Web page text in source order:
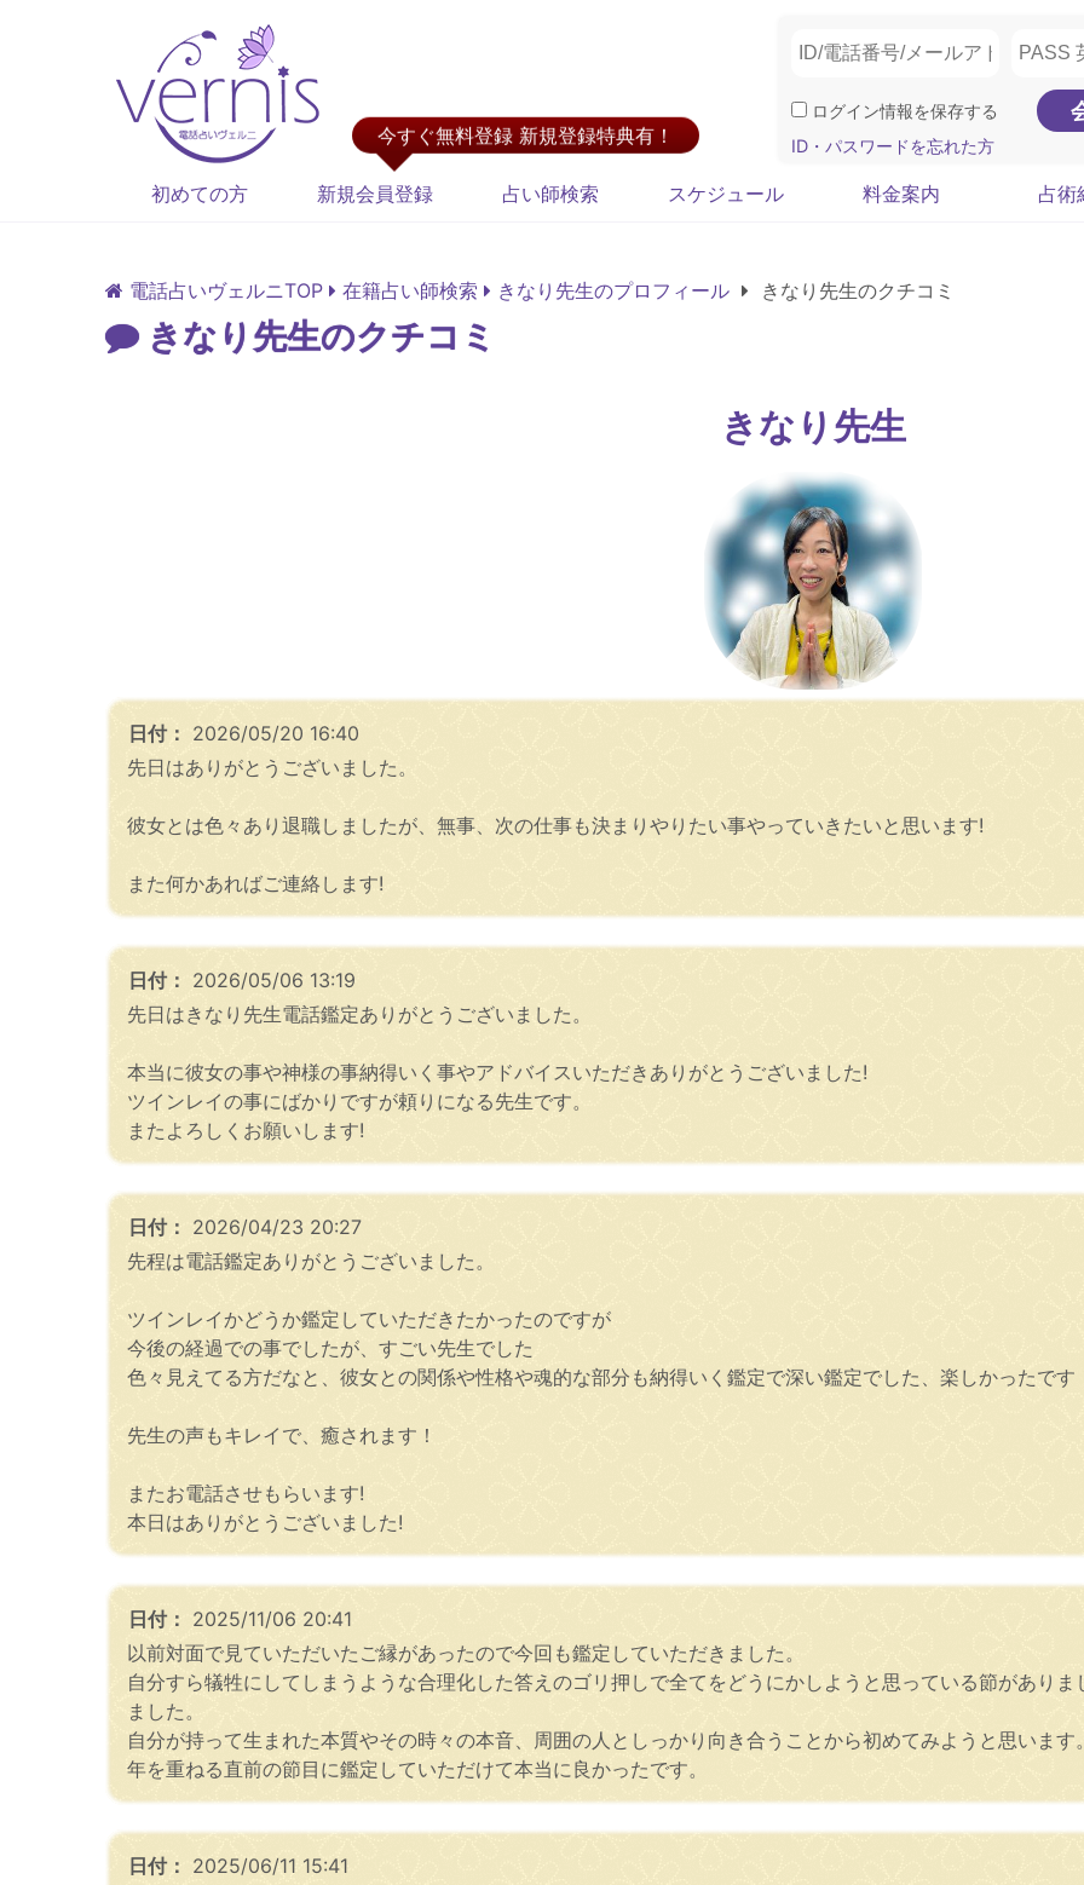
今すぐ無料登録 新規登録特典有！
ログイン情報を保存する
ID・パスワードを忘れた方
初めての方 新規会員登録 占い師検索 スケジュール 料金案内 占術
電話占いヴェルニTOP 在籍占い師検索 きなり先生のプロフィール きなり先生のクチコミ
きなり先生のクチコミ
きなり先生
日付： 2026/05/20 16:40
先日はありがとうございました。
彼女とは色々あり退職しましたが、無事、次の仕事も決まりやりたい事やっていきたいと思います!
また何かあればご連絡します!
日付： 2026/05/06 13:19
先日はきなり先生電話鑑定ありがとうございました。
本当に彼女の事や神様の事納得いく事やアドバイスいただきありがとうございました!
ツインレイの事にばかりですが頼りになる先生です。
またよろしくお願いします!
日付： 2026/04/23 20:27
先程は電話鑑定ありがとうございました。
ツインレイかどうか鑑定していただきたかったのですが
今後の経過での事でしたが、すごい先生でした
色々見えてる方だなと、彼女との関係や性格や魂的な部分も納得いく鑑定で深い鑑定でした、楽しかったです
先生の声もキレイで、癒されます！
またお電話させもらいます!
本日はありがとうございました!
日付： 2025/11/06 20:41
以前対面で見ていただいたご縁があったので今回も鑑定していただきました。
自分すら犠牲にしてしまうような合理化した答えのゴリ押しで全てをどうにかしようと思っている節があり
ました。
自分が持って生まれた本質やその時々の本音、周囲の人としっかり向き合うことから初めてみようと思います
年を重ねる直前の節目に鑑定していただけて本当に良かったです。
日付： 2025/06/11 15:41